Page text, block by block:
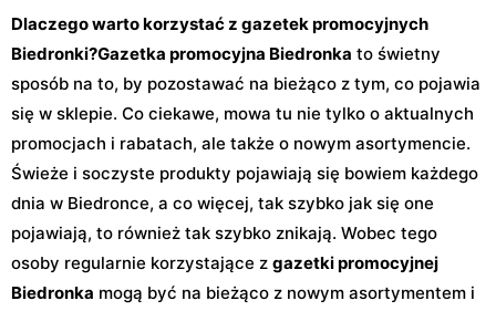
Dlaczego warto korzystać z gazetek promocyjnych
Biedronki?Gazetka promocyjna Biedronka to świetny
sposób na to, by pozostawać na bieżąco z tym, co pojawia
się w sklepie. Co ciekawe, mowa tu nie tylko o aktualnych
promocjach i rabatach, ale także o nowym asortymencie.
Świeże i soczyste produkty pojawiają się bowiem każdego
dnia w Biedronce, a co więcej, tak szybko jak się one
pojawiają, to również tak szybko znikają. Wobec tego
osoby regularnie korzystające z gazetki promocyjnej
Biedronka mogą być na bieżąco z nowym asortymentem i